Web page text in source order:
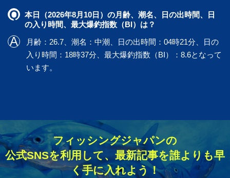
本日（2026年8月10日）の月齢、潮名、日の出時間、日
の入り時間、最大爆釣指数（BI）は？
月齢：26.7、潮名：中潮、日の出時間：04時21分、日の
入り時間：18時37分、最大爆釣指数（BI）：8.6となって
います。
フィッシングジャパンの
公式SNSを利用して、最新記事を誰よりも早
く手に入れよう！